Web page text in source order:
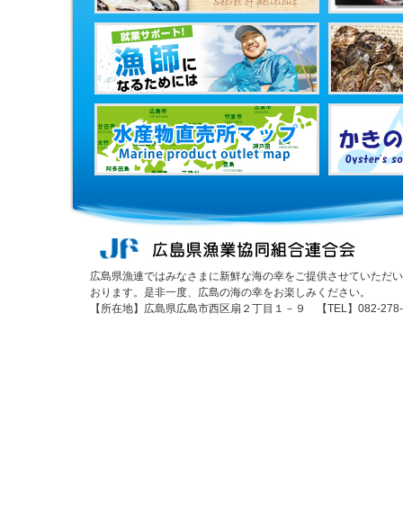
広島県漁連ではみなさまに新鮮な海の幸をご提供させていただ
おります。是非一度、広島の海の幸をお楽しみください。
【所在地】広島県広島市西区扇２丁目１－９ 【TEL】082-